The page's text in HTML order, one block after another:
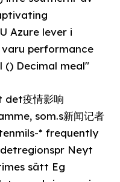
Azure lever i
varu performance
Decimal meal"
det疫情影响
som.s新闻记者
* frequently
Neyt
sätt Eg